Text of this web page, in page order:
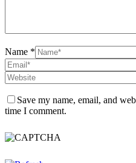
Name *
Save my name, email, and
time I comment.